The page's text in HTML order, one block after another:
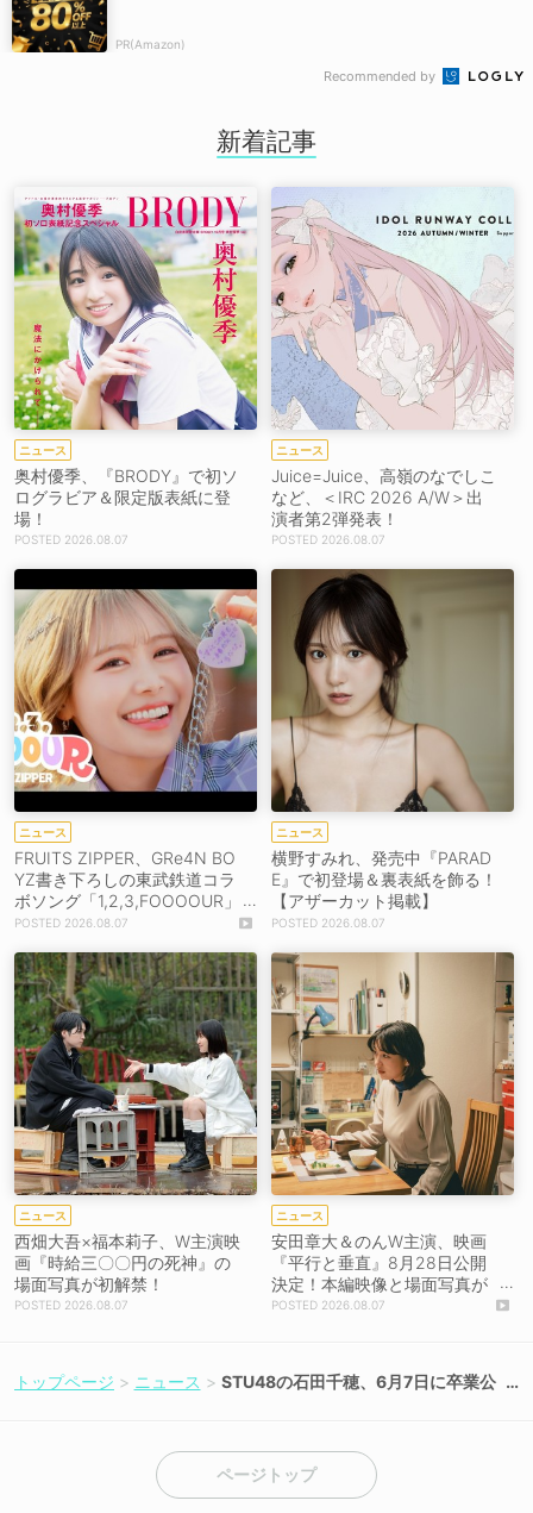
PR(Amazon)
Recommended by
新着記事
ニュース
奥村優季、『BRODY』で初ソ
ログラビア＆限定版表紙に登
場！
2026.08.07
ニュース
Juice=Juice、高嶺のなでしこ
など、＜IRC 2026 A/W＞出
演者第2弾発表！
2026.08.07
ニュース
FRUITS ZIPPER、GRe4N BO
YZ書き下ろしの東武鉄道コラ
ボソング「1,2,3,FOOOOUR」
をリリース＆MV公開！
2026.08.07
ニュース
横野すみれ、発売中『PARAD
E』で初登場＆裏表紙を飾る！
【アザーカット掲載】
2026.08.07
ニュース
西畑大吾×福本莉子、W主演映
画『時給三〇〇円の死神』の
場面写真が初解禁！
2026.08.07
ニュース
安田章大＆のんW主演、映画
『平行と垂直』8月28日公開
決定！本編映像と場面写真が
初解禁！2026.08.07
トップページ ニュース
STU48の石田千穂、6月7日に卒業公
ページトップ